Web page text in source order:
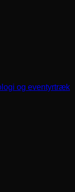
og eventyrtræk